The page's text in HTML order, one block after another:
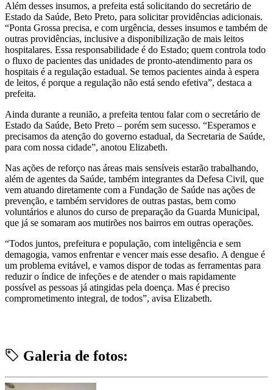
Além desses insumos, a prefeita está solicitando do secretário de
Estado da Saúde, Beto Preto, para solicitar providências adicionais.
“Ponta Grossa precisa, e com urgência, desses insumos e também de
outras providências, inclusive a disponibilização de mais leitos
hospitalares. Essa responsabilidade é do Estado; quem controla todo
o fluxo de pacientes das unidades de pronto-atendimento para os
hospitais é a regulação estadual. Se temos pacientes ainda à espera
de leitos, é porque a regulação não está sendo efetiva”, destaca a
prefeita.
Ainda durante a reunião, a prefeita tentou falar com o secretário de
Estado da Saúde, Beto Preto – porém sem sucesso. “Esperamos e
precisamos da atenção do governo estadual, da Secretaria de Saúde,
para com nossa cidade”, anotou Elizabeth.
Nas ações de reforço nas áreas mais sensíveis estarão trabalhando,
além de agentes da Saúde, também integrantes da Defesa Civil, que
vem atuando diretamente com a Fundação de Saúde nas ações de
prevenção, e também servidores de outras pastas, bem como
voluntários e alunos do curso de preparação da Guarda Municipal,
que já se somaram aos mutirões nos bairros em outras operações.
“Todos juntos, prefeitura e população, com inteligência e sem
demagogia, vamos enfrentar e vencer mais esse desafio. A dengue é
um problema evitável, e vamos dispor de todas as ferramentas para
reduzir o índice de infeções e de atender o mais rapidamente
possível as pessoas já atingidas pela doença. Mas é preciso
comprometimento integral, de todos”, avisa Elizabeth.
Galeria de fotos: